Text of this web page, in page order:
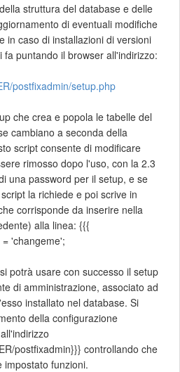
struttura del database e delle
di eventuali modifiche
in caso di installazioni di versioni
puntando il browser all'indirizzo:
postfixadmin/setup.php
che crea e popola le tabelle del
cambiano a seconda della
script consente di modificare
rimosso dopo l'uso, con la 2.3
una password per il setup, e se
la richiede e poi scrive in
corrisponde da inserire nella
alla linea: {{{
'changeme';
potrà usare con successo il setup
di amministrazione, associato ad
installato nel database. Si
della configurazione
postfixadmin}}} controllando che
impostato funzioni.